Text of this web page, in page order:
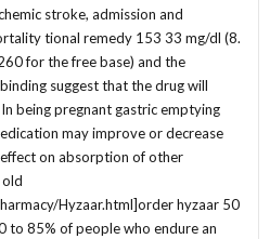
stroke, admission and
tional remedy 153 33 mg/dl (8.
for the free base) and the
suggest that the drug will
being pregnant gastric emptying
may improve or decrease
on absorption of other
Hyzaar.html]order hyzaar 50
to 85% of people who endure an